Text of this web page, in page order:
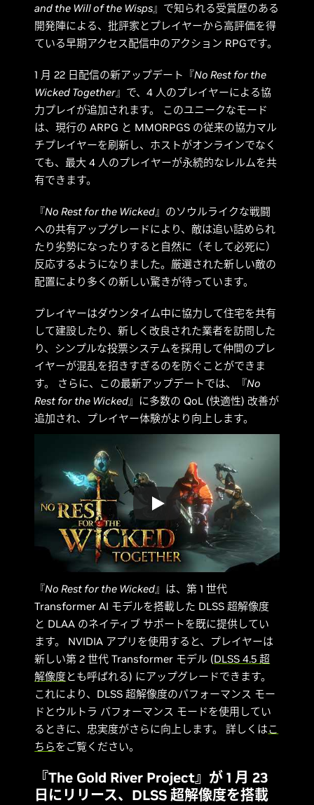
and the Will of the Wisps』で知られる受賞歴のある
開発陣による、批評家とプレイヤーから高評価を得
ている早期アクセス配信中のアクション RPGです。
1 月 22 日配信の新アップデート『No Rest for the
Wicked Together』で、4 人のプレイヤーによる協
力プレイが追加されます。 このユニークなモード
は、現行の ARPG と MMORPGS の従来の協力マル
チプレイヤーを刷新し、ホストがオンラインでなく
ても、最大 4 人のプレイヤーが永続的なレルムを共
有できます。
『No Rest for the Wicked』のソウルライクな戦闘
への共有アップグレードにより、敵は追い詰められ
たり劣勢になったりすると自然に（そして必死に）
反応するようになりました。厳選された新しい敵の
配置により多くの新しい驚きが待っています。
プレイヤーはダウンタイム中に協力して住宅を共有
して建設したり、新しく改良された業者を訪問した
り、シンプルな投票システムを採用して仲間のプレ
イヤーが混乱を招きすぎるのを防ぐことができま
す。 さらに、この最新アップデートでは、『No
Rest for the Wicked』に多数の QoL (快適性) 改善が
追加され、プレイヤー体験がより向上します。
『No Rest for the Wicked』は、第 1 世代
Transformer AI モデルを搭載した DLSS 超解像度
と DLAA のネイティブ サポートを既に提供してい
ます。 NVIDIA アプリを使用すると、プレイヤーは
新しい第 2 世代 Transformer モデル (DLSS 4.5 超
解像度 とも呼ばれる) にアップグレードできます。
これにより、DLSS 超解像度のパフォーマンス モー
ドとウルトラ パフォーマンス モードを使用してい
るときに、忠実度がさらに向上します。 詳しくはこ
ちらをご覧ください。
『The Gold River Project』が 1 月 23
日にリリース、DLSS 超解像度を搭載